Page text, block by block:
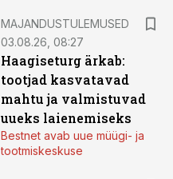
MAJANDUSTULEMUSED
03.08.26, 08:27
Haagiseturg ärkab:
tootjad kasvatavad
mahtu ja valmistuvad
uueks laienemiseks
Bestnet avab uue müügi- ja
tootmiskeskuse